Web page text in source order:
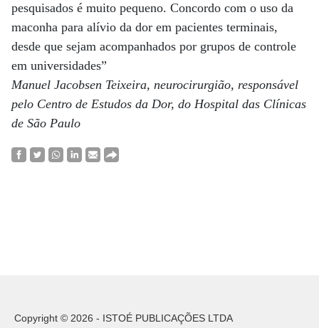
pesquisados é muito pequeno. Concordo com o uso da
maconha para alívio da dor em pacientes terminais,
desde que sejam acompanhados por grupos de controle
em universidades”
Manuel Jacobsen Teixeira, neurocirurgião, responsável
pelo Centro de Estudos da Dor, do Hospital das Clínicas
de São Paulo
Copyright © 2026 - ISTOÉ PUBLICAÇÕES LTDA